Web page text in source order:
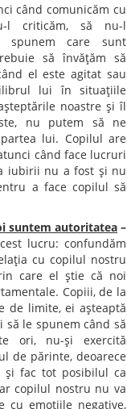
când comunicăm cu
l criticăm, să nu-l
care sunt
să învăţăm să
el este agitat sau
lui în situaţiile
noastre şi îl
nu putem să ne
lui. Copilul are
când face lucruri
iubirii nu a fost şi nu
a face copilul să
suntem autoritatea –
lucru: confundăm
cu copilul nostru
care el ştie că noi
Copiii, de la
de limite, ei aşteaptă
le spunem când să
ori, nu-şi exercită
de părinte, deoarece
şi fac tot posibilul ca
copilul nostru nu va
cu emoţiile negative,